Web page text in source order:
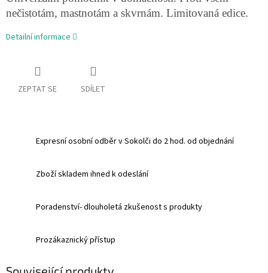
nečistotám, mastnotám a skvrnám. Limitovaná edice.
Detailní informace
ZEPTAT SE SDÍLET
Expresní osobní odběr v Sokolči do 2 hod. od objednání
Zboží skladem ihned k odeslání
Poradenství- dlouholetá zkušenost s produkty
Prozákaznický přístup